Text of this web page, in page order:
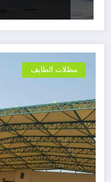
مظلات الطايف